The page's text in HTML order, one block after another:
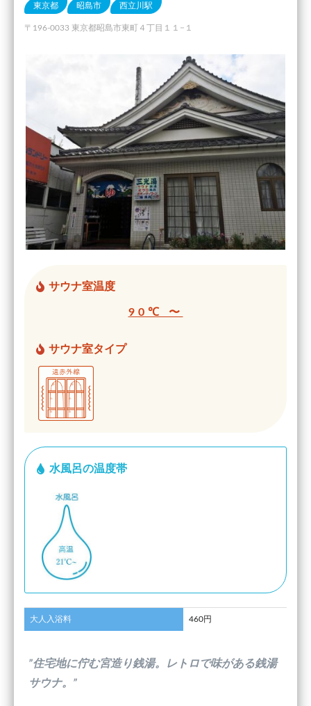
東京都 昭島市 西立川駅
〒196-0033 東京都昭島市東町４丁目１１−１
サウナ室温度
90℃ 〜
サウナ室タイプ
水風呂の温度帯
大人入浴料 460円
”住宅地に佇む宮造り銭湯。レトロで味がある銭湯
サウナ。”